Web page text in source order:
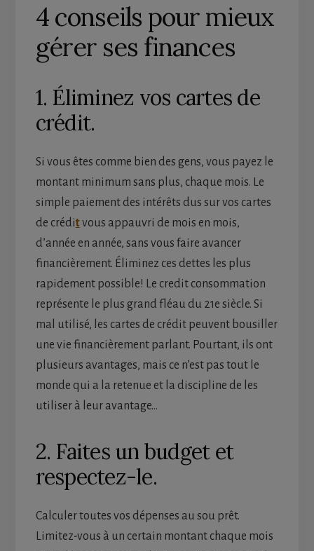
4 conseils pour mieux
gérer ses finances
1. Éliminez vos cartes de
crédit.
Si vous êtes comme bien des gens, vous payez le
montant minimum sans plus, chaque mois. Le
simple paiement des intérêts dus sur vos cartes
de créditvous appauvri de mois en mois,
d’année en année, sans vous faire avancer
financièrement. Éliminez ces dettes les plus
rapidement possible! Le credit consommation
représente le plus grand fléau du 21e siècle. Si
mal utilisé, les cartes de crédit peuvent bousiller
une vie financièrement parlant. Pourtant, ils ont
plusieurs avantages, mais ce n’est pas tout le
monde qui a la retenue et la discipline de les
utiliser à leur avantage…
2. Faites un budget et
respectez-le.
Calculer toutes vos dépenses au sou prêt.
Limitez-vous à un certain montant chaque mois